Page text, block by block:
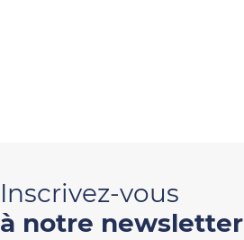
Inscrivez-vous
à notre newsletter